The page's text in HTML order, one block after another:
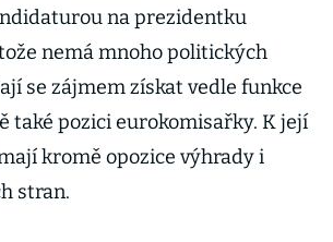
na prezidentku
nemá mnoho politických
se zájmem získat vedle funkce
také pozici eurokomisařky. K její
kromě opozice výhrady i
stran.